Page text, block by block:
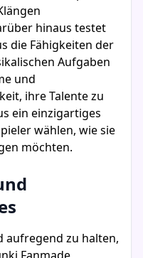
hinaus testet
die Fähigkeiten der
Aufgaben
und
ihre Talente zu
ein einzigartiges
wählen, wie sie
möchten.
aufregend zu halten,